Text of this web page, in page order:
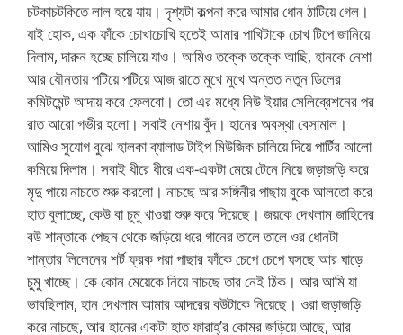
চটকাচটকিতে লাল হয়ে যায়। দৃশ্যটা কল্পনা করে আমার ধোন ঠাটিয়ে গেল।
যাই হোক, এক ফাঁকে চোখাচোখি হতেই আমার পাখিটাকে চোখ টিপে জানিয়ে
দিলাম, দারুন হচ্ছে চালিয়ে যাও। আমিও তক্কে তক্কে আছি, হানকে নেশা
আর যৌনতায় পটিয়ে পটিয়ে আজ রাতে মুখে মুখে অন্তত নতুন ডিলের
কমিটমেন্ট আদায় করে ফেলবো। তো এর মধ্যে নিউ ইয়ার সেলিব্রেশনের পর
রাত আরো গভীর হলো। সবাই নেশায় বুঁদ। হানের অবস্থা বেসামাল।
আমিও সুযোগ বুঝে হালকা ব্যালাড টাইপ মিউজিক চালিয়ে দিয়ে পার্টির আলো
কমিয়ে দিলাম। সবাই ধীরে ধীরে এক-একটা মেয়ে টেনে নিয়ে জড়াজড়ি করে
মৃদু পায়ে নাচতে শুরু করলো। নাচছে আর সঙ্গিনীর পাছায় বুকে আলতো করে
হাত বুলাচ্ছে, কেউ বা চুমু খাওয়া শুরু করে দিয়েছে। জয়কে দেখলাম জাহিদের
বউ শান্তাকে পেছন থেকে জড়িয়ে ধরে গানের তালে তালে ওর ধোনটা
শান্তার লিলেনের শর্ট ফ্রক পরা পাছার ফাঁকে চেপে চেপে ঘসছে আর ঘাড়ে
চুমু খাচ্ছে। কে কোন মেয়েকে নিয়ে নাচছে তার নেই ঠিক। আর আমি যা
ভাবছিলাম, হান দেখলাম আমার আদরের বউটাকে নিয়েছে। ওরা জড়াজড়ি
করে নাচছে, আর হানের একটা হাত ফারাহ্’র কোমর জড়িয়ে আছে, আর